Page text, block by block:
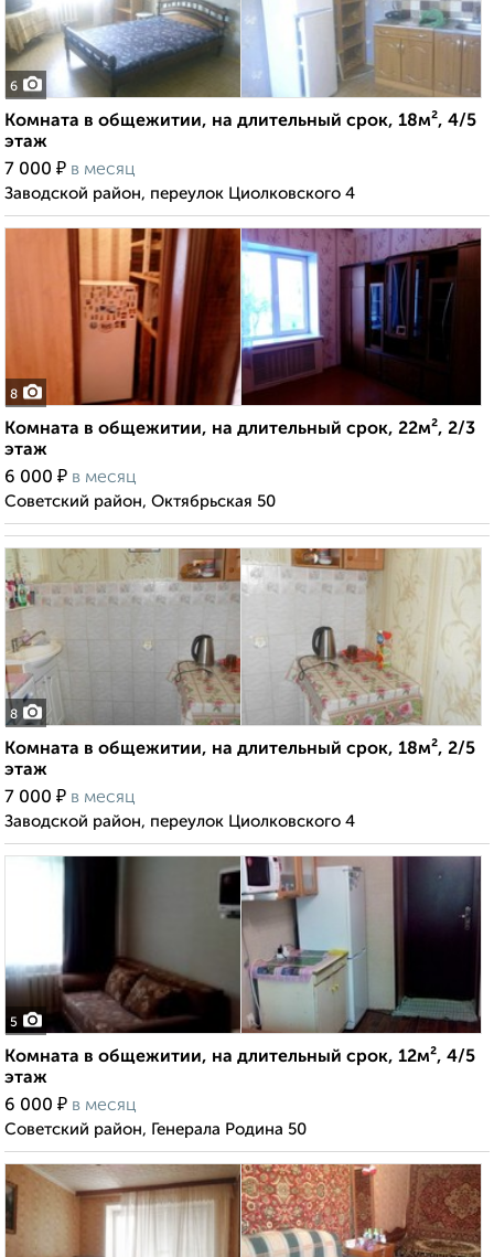
6
Комната в общежитии, на длительный срок, 18м², 4/5
этаж
7 000 ₽ в месяц
Заводской район, переулок Циолковского 4
8
Комната в общежитии, на длительный срок, 22м², 2/3
этаж
6 000 ₽ в месяц
Советский район, Октябрьская 50
8
Комната в общежитии, на длительный срок, 18м², 2/5
этаж
7 000 ₽ в месяц
Заводской район, переулок Циолковского 4
5
Комната в общежитии, на длительный срок, 12м², 4/5
этаж
6 000 ₽ в месяц
Советский район, Генерала Родина 50